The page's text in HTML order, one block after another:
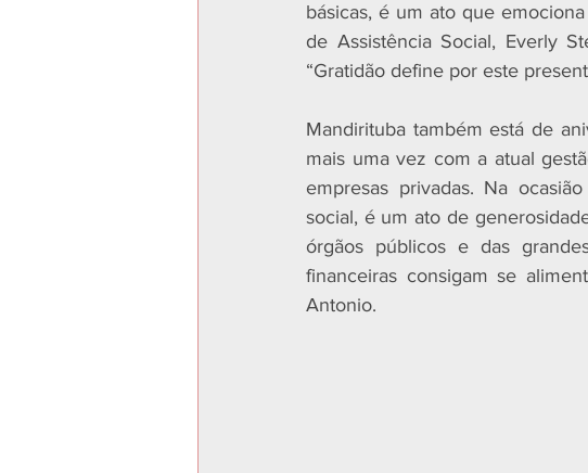
básicas, é um ato que
de Assistência Social, Everly
“Gratidão define por este
Mandirituba também está de
mais uma vez com a atual
empresas privadas. Na
social, é um ato de
órgãos públicos e das
financeiras consigam se
Antonio.